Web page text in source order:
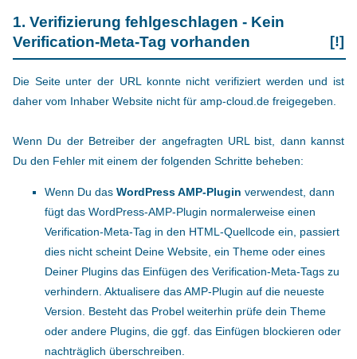
1. Verifizierung fehlgeschlagen - Kein
Verification-Meta-Tag vorhanden
[!]
Die Seite unter der URL konnte nicht verifiziert werden und ist
daher vom Inhaber Website nicht für amp-cloud.de freigegeben.
Wenn Du der Betreiber der angefragten URL bist, dann kannst
Du den Fehler mit einem der folgenden Schritte beheben:
Wenn Du das WordPress AMP-Plugin verwendest, dann
fügt das WordPress-AMP-Plugin normalerweise einen
Verification-Meta-Tag in den HTML-Quellcode ein, passiert
dies nicht scheint Deine Website, ein Theme oder eines
Deiner Plugins das Einfügen des Verification-Meta-Tags zu
verhindern. Aktualisere das AMP-Plugin auf die neueste
Version. Besteht das Probel weiterhin prüfe dein Theme
oder andere Plugins, die ggf. das Einfügen blockieren oder
nachträglich überschreiben.